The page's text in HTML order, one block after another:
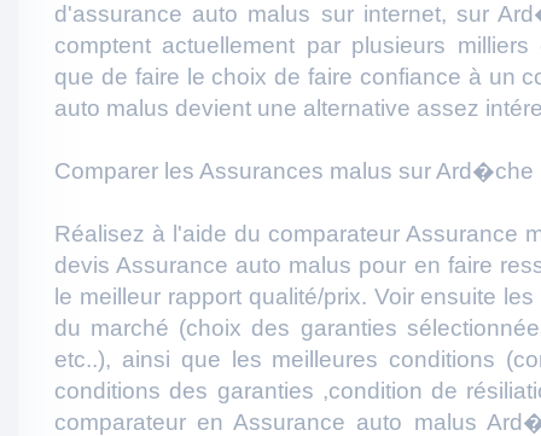
d'assurance auto malus sur internet, sur
comptent actuellement par plusieurs milliers
que de faire le choix de faire confiance à un
auto malus devient une alternative assez
Comparer les Assurances malus sur Ard�che
Réalisez à l'aide du comparateur Assurance
devis Assurance auto malus pour en faire
le meilleur rapport qualité/prix. Voir ensuite
du marché (choix des garanties
etc..), ainsi que les meilleures conditions
conditions des garanties ,condition de
comparateur en Assurance auto malus